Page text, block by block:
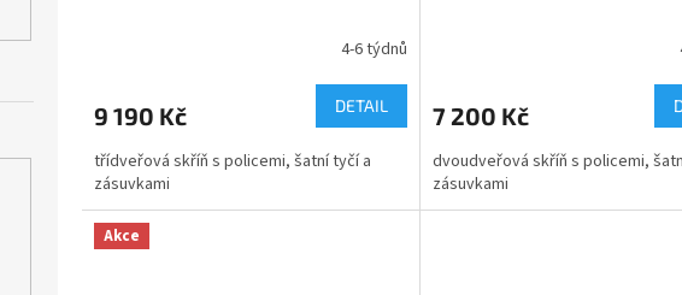
4-6 týdnů
9 190 Kč DETAIL
třídveřová skříň s policemi, šatní tyčí a
zásuvkami
7 200 Kč
dvoudveřová skříň s policemi,
zásuvkami
Akce